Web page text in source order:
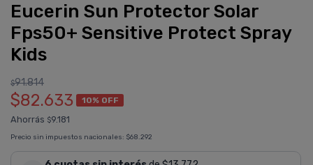
Eucerin Sun Protector Solar
Fps50+ Sensitive Protect Spray
Kids
$91.814
$82.633 10% OFF
Ahorrás $9.181
Precio sin impuestos nacionales: $68.292